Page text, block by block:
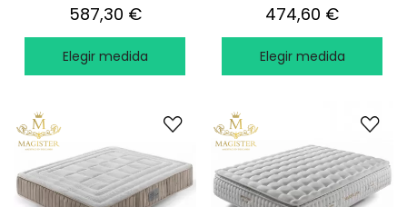
587,30 €
Elegir medida
474,60 €
Elegir medida